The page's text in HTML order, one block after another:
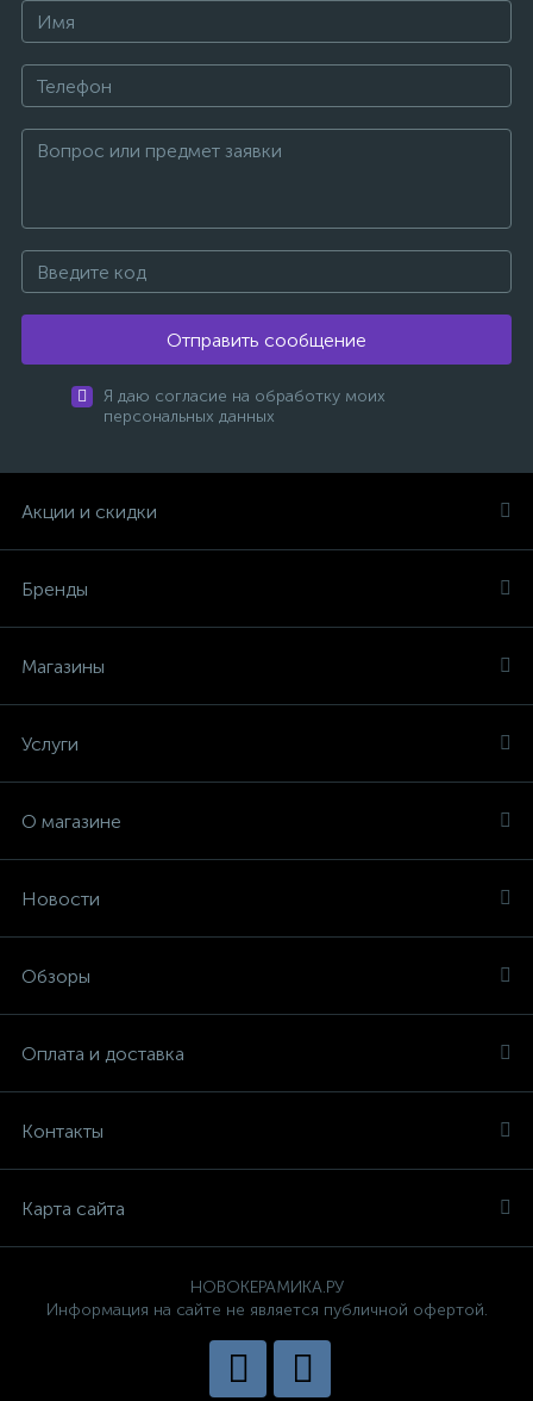
Отправить сообщение
Я даю согласие на обработку моих
персональных данных
Акции и скидки
Бренды
Магазины
Услуги
О магазине
Новости
Обзоры
Оплата и доставка
Контакты
Карта сайта
НОВОКЕРАМИКА.РУ
Информация на сайте не является публичной офертой.